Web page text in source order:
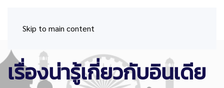
Skip to main content
เรื่องน่ารู้เกี่ยวกับอินเดีย